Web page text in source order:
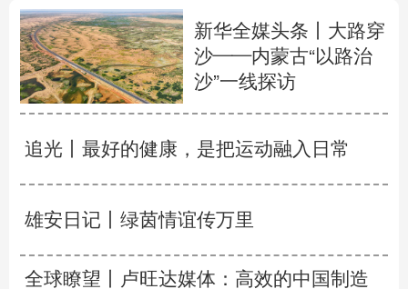
新华全媒头条丨 大路穿
沙——内蒙古“以路治
沙”一线探访
追光丨 最好的健康，是把运动融入日常
雄安日记丨绿茵情谊传万里
全球瞭望丨卢旺达媒体：高效的中国制造